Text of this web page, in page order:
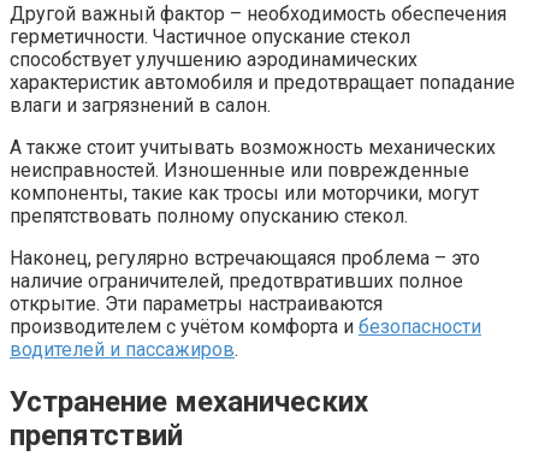
Другой важный фактор – необходимость обеспечения
герметичности. Частичное опускание стекол
способствует улучшению аэродинамических
характеристик автомобиля и предотвращает попадание
влаги и загрязнений в салон.
А также стоит учитывать возможность механических
неисправностей. Изношенные или поврежденные
компоненты, такие как тросы или моторчики, могут
препятствовать полному опусканию стекол.
Наконец, регулярно встречающаяся проблема – это
наличие ограничителей, предотвративших полное
открытие. Эти параметры настраиваются
производителем с учётом комфорта и безопасности
водителей и пассажиров.
Устранение механических
препятствий